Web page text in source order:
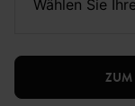
Wählen Sie